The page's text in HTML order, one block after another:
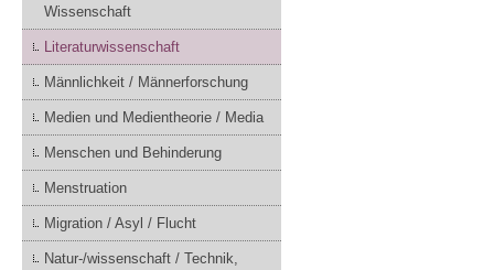
Wissenschaft
Literaturwissenschaft
Männlichkeit / Männerforschung
Medien und Medientheorie / Media
Menschen und Behinderung
Menstruation
Migration / Asyl / Flucht
Natur-/wissenschaft / Technik,